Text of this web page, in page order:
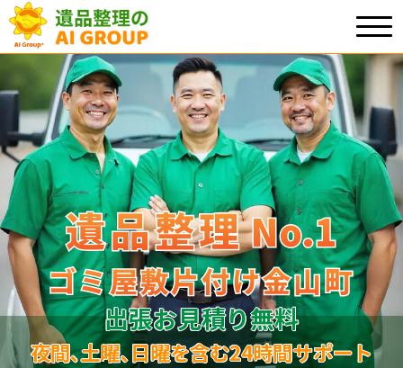
遺品整理No.1
ゴミ屋敷片付け金山町
遺品整理No.1
ゴミ屋敷片付け金山町
出張お見積り無料
夜間､土曜､日曜を含む24時間サポート